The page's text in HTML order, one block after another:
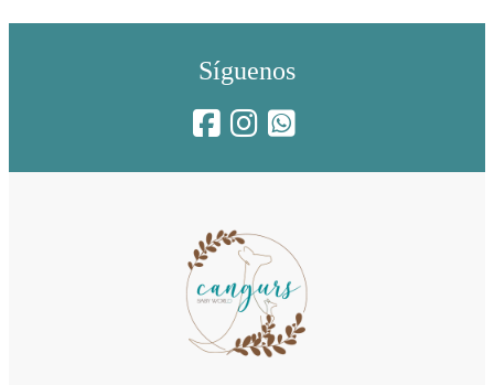
Síguenos